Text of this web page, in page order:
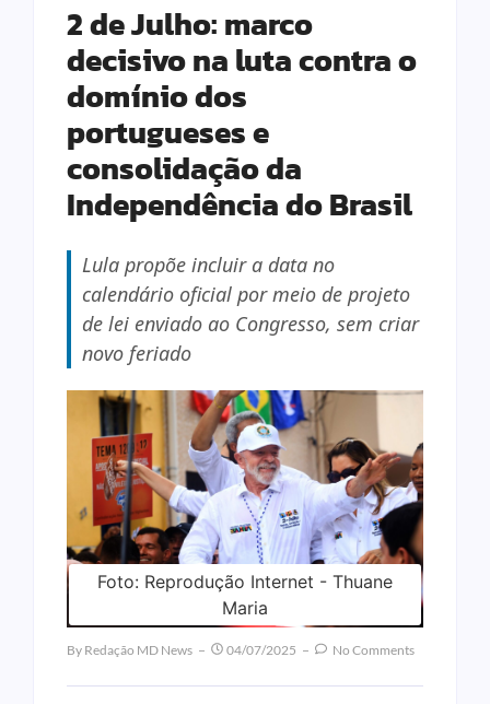
2 de Julho: marco
decisivo na luta contra o
domínio dos
portugueses e
consolidação da
Independência do Brasil
Lula propõe incluir a data no
calendário oficial por meio de projeto
de lei enviado ao Congresso, sem criar
novo feriado
Foto: Reprodução Internet - Thuane
Maria
By Redação MD News 04/07/2025 No Comments